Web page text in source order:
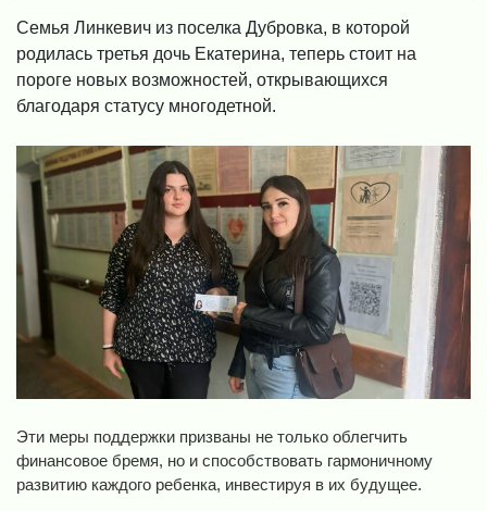
Семья Линкевич из поселка Дубровка, в которой
родилась третья дочь Екатерина, теперь стоит на
пороге новых возможностей, открывающихся
благодаря статусу многодетной.
Эти меры поддержки призваны не только облегчить
финансовое бремя, но и способствовать гармоничному
развитию каждого ребенка, инвестируя в их будущее.